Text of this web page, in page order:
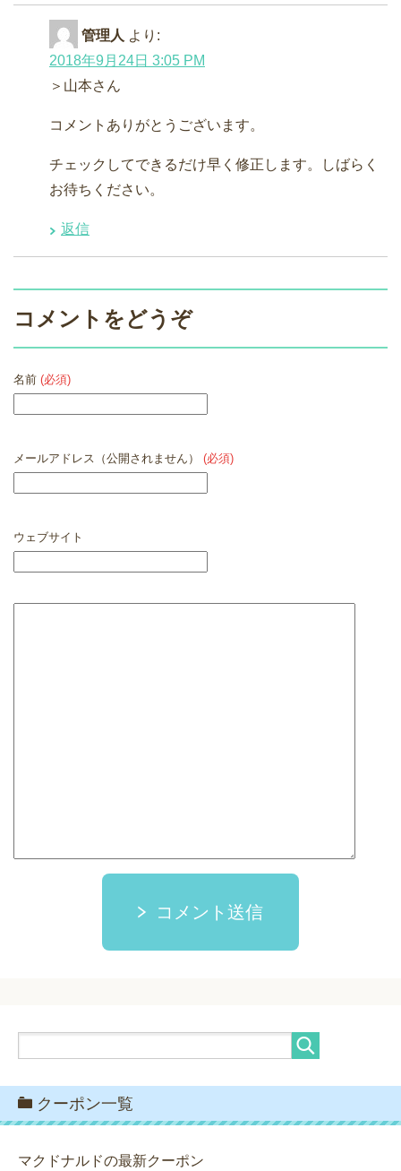
管理人 より:
2018年9月24日 3:05 PM
＞山本さん
コメントありがとうございます。
チェックしてできるだけ早く修正します。しばらく
お待ちください。
返信
コメントをどうぞ
名前 (必須)
メールアドレス（公開されません） (必須)
ウェブサイト
コメント送信
クーポン一覧
マクドナルドの最新クーポン